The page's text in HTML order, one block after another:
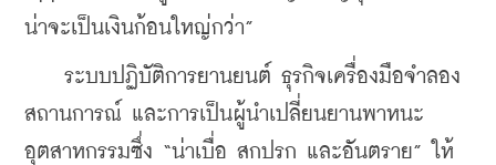
น่าจะเป็นเงินก้อนใหญ่กว่า”
ระบบปฏิบัติการยานยนต์ ธุรกิจเครื่องมือจำลอง
สถานการณ์ และการเป็นผู้นำเปลี่ยนยานพาหนะ
อุตสาหกรรมซึ่ง “น่าเบื่อ สกปรก และอันตราย” ให้